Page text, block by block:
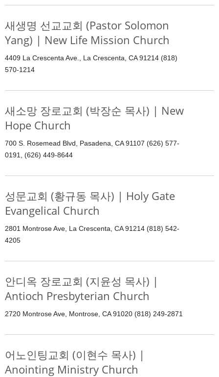
새생명 선교교회 (Pastor Solomon
Yang) | New Life Mission Church
4409 La Crescenta Ave., La Crescenta, CA 91214 (818)
570-1214
새소망 장로교회 (박장순 목사) | New
Hope Church
700 S. Rosemead Blvd, Pasadena, CA 91107 (626) 577-
0191, (626) 449-8644
성문교회 (황규동 목사) | Holy Gate
Evangelical Church
2801 Montrose Ave, La Crescenta, CA 91214 (818) 542-
4205
안디옥 장로교회 (지윤성 목사) |
Antioch Presbyterian Church
2720 Montrose Ave, Montrose, CA 91020 (818) 249-2871
어노인팅교회 (이현수 목사) |
Anointing Ministry Church